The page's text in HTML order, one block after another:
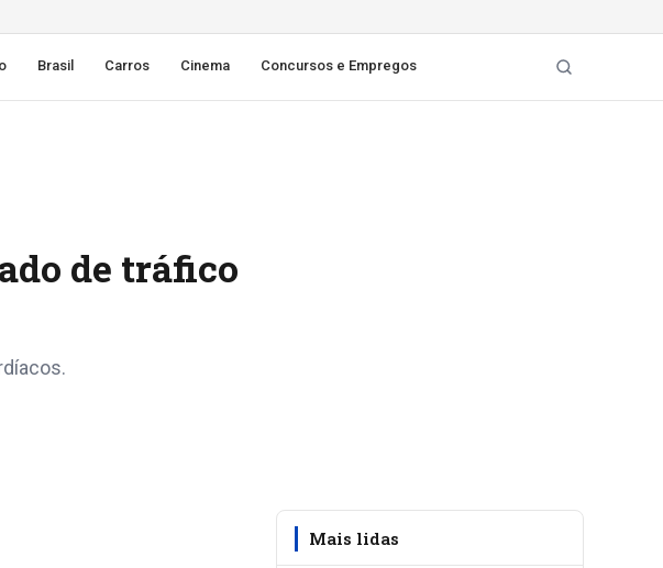
Brasil Carros Cinema Concursos e Empregos
de tráfico
Mais lidas